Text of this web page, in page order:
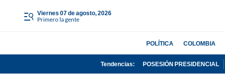
viernes 07 de agosto, 2026
Primero la gente
POLÍTICA COLOMBIA
Tendencias: POSESIÓN PRESIDENCIAL